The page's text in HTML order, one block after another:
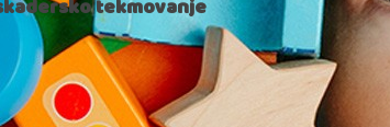
tekmovanje